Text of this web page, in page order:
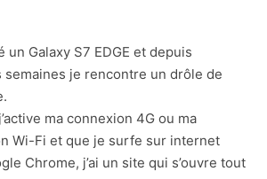
un Galaxy S7 EDGE et depuis
semaines je rencontre un drôle de
ma connexion 4G ou ma
Wi-Fi et que je surfe sur internet
Chrome, j’ai un site qui s’ouvre tout